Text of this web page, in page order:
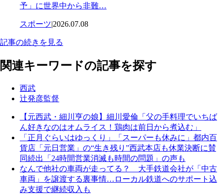
予」に世界中から非難…
スポーツ|2026.07.08
記事の続きを見る
関連キーワードの記事を探す
西武
辻発彦監督
【元西武・細川亨の娘】細川愛倫「父の手料理でいちば
ん好きなのはオムライス！鶏肉は前日から煮込む」
「正月ぐらいはゆっくり」「スーパーも休みに」都内百
貨店「元日営業」の“生き残り”西武本店も休業決断に賛
同続出「24時間営業消滅も時間の問題」の声も
なんで他社の車両が走ってる？ 大手鉄道会社が「中古
車両」を譲渡する裏事情…ローカル鉄道へのサポート込
み支援で継続収入も